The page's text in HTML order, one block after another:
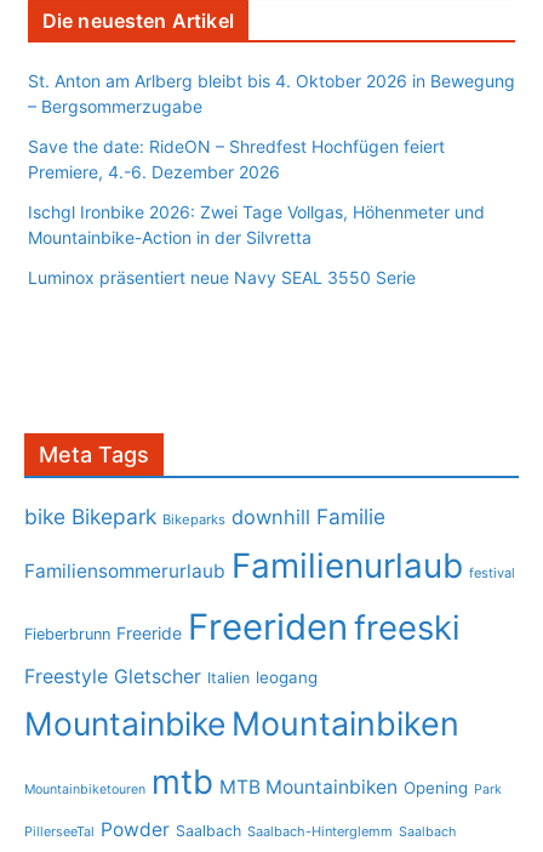
Die neuesten Artikel
St. Anton am Arlberg bleibt bis 4. Oktober 2026 in Bewegung
– Bergsommerzugabe
Save the date: RideON – Shredfest Hochfügen feiert
Premiere, 4.-6. Dezember 2026
Ischgl Ironbike 2026: Zwei Tage Vollgas, Höhenmeter und
Mountainbike-Action in der Silvretta
Luminox präsentiert neue Navy SEAL 3550 Serie
Meta Tags
bike Bikepark Bikeparks downhill Familie
Familiensommerurlaub Familienurlaub festival
Fieberbrunn Freeride Freeriden freeski
Freestyle Gletscher Italien leogang
Mountainbike Mountainbiken
Mountainbiketouren mtb MTB Mountainbiken Opening Park
PillerseeTal Powder Saalbach Saalbach-Hinterglemm Saalbach